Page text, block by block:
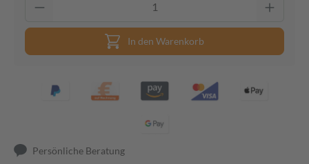
In den Warenkorb
Persönliche Beratung